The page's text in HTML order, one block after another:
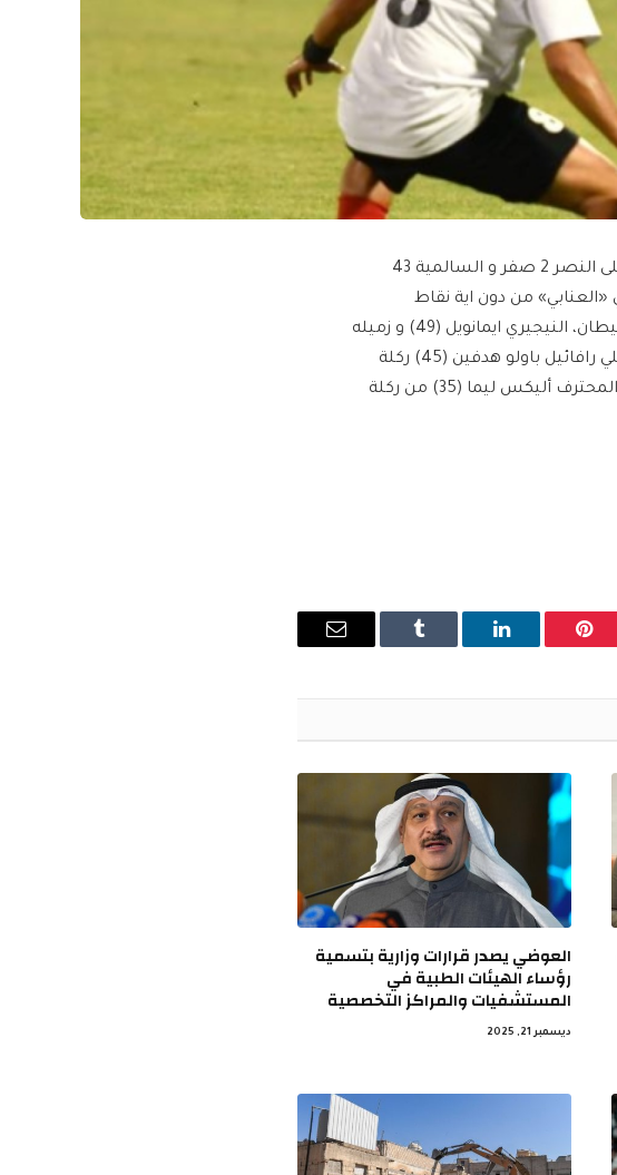
حقق فريقا خيطان وكاظمة أول فوز لهما في دوري زين الممتاز لكرة القدم على النصر 2 صفر و السالمية 43
على أول 3 نقاط لهما بينما بقي «العنابي» من دون اية نقاط
و«السماوي» على رصيده السابق 3 نقاط.وفي المباراة الأولى سجل هدفي خيطان، النيجيري ايمانويل (49) و زميله
أوستن برنس (82).وفي المباراة الثانية سجل أهداف كاظمة المحترف البرازيلي رافائيل باولو هدفين (45) ركلة
جزاء و (58)و أحمد العرسان (45+6) و هانسيل زباتا (55).وسجل للسالمية المحترف أليكس ليما (35) من ركلة
بينتيريستلينكدإن Tumblr
البريد
العوضي يصدر قرارات وزارية بتسمية
رؤساء الهيئات الطبية في
المستشفيات والمراكز التخصصية
ديسمبر 21, 2025